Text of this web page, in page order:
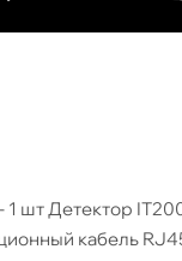
шт Детектор
RJ45 - 2 шт СD с